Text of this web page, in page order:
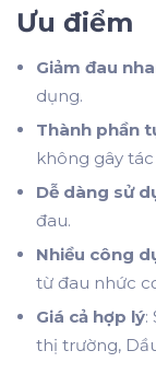
Ưu điểm
Giảm đau
dụng.
Thành phần
không gây
Dễ dàng sử
đau.
Nhiều công
từ đau nhức
Giá cả hợp lý:
thị trường,